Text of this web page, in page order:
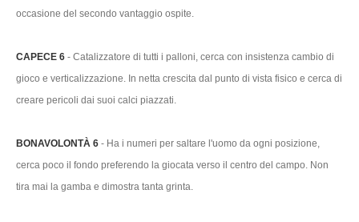
occasione del secondo vantaggio ospite.
CAPECE 6 - Catalizzatore di tutti i palloni, cerca con insistenza cambio di
gioco e verticalizzazione. In netta crescita dal punto di vista fisico e cerca di
creare pericoli dai suoi calci piazzati.
BONAVOLONTÀ 6 - Ha i numeri per saltare l'uomo da ogni posizione,
cerca poco il fondo preferendo la giocata verso il centro del campo. Non
tira mai la gamba e dimostra tanta grinta.